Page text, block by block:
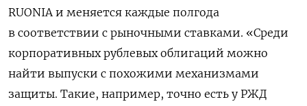
RUONIA и меняется каждые полгода
в соответствии с рыночными ставками. «Среди
корпоративных рублевых облигаций можно
найти выпуски с похожими механизмами
защиты. Такие, например, точно есть у РЖД